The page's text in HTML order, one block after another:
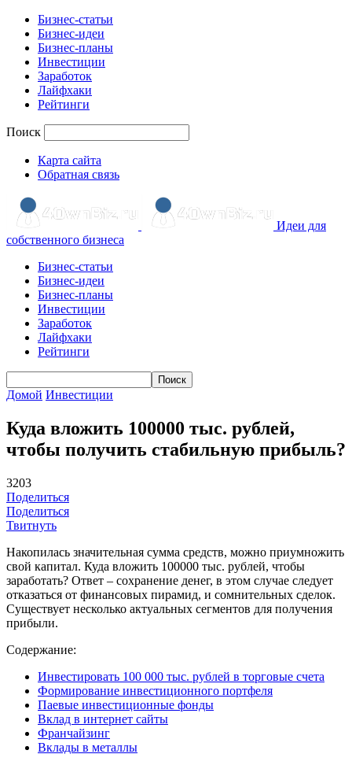
Бизнес-статьи
Бизнес-идеи
Бизнес-планы
Инвестиции
Заработок
Лайфхаки
Рейтинги
Поиск
Карта сайта
Обратная связь
Идеи для
собственного бизнеса
Бизнес-статьи
Бизнес-идеи
Бизнес-планы
Инвестиции
Заработок
Лайфхаки
Рейтинги
Домой Инвестиции
Куда вложить 100000 тыс. рублей,
чтобы получить стабильную прибыль?
3203
Поделиться
Поделиться
Твитнуть
Накопилась значительная сумма средств, можно приумножить
свой капитал. Куда вложить 100000 тыс. рублей, чтобы
заработать? Ответ – сохранение денег, в этом случае следует
отказаться от финансовых пирамид, и сомнительных сделок.
Существует несколько актуальных сегментов для получения
прибыли.
Содержание:
Инвестировать 100 000 тыс. рублей в торговые счета
Формирование инвестиционного портфеля
Паевые инвестиционные фонды
Вклад в интернет сайты
Франчайзинг
Вклады в металлы